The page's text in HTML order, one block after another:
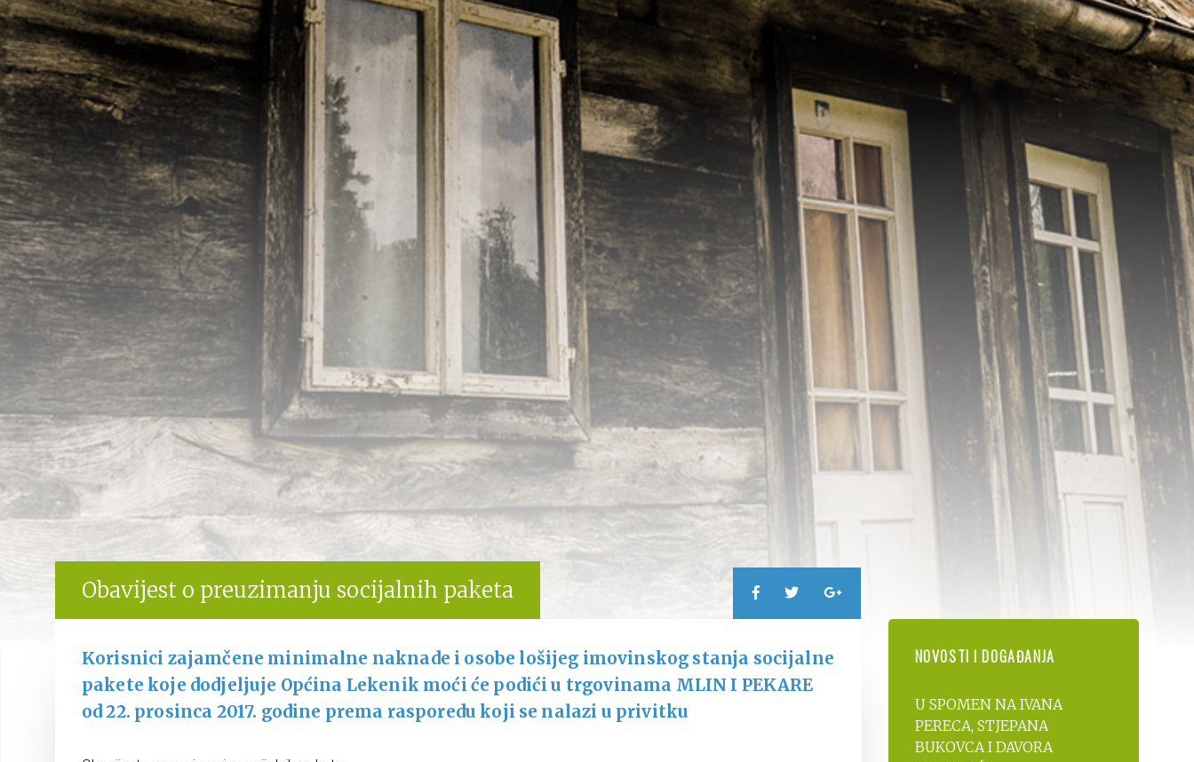
Obavijest o preuzimanju socijalnih paketa
Korisnici zajamčene minimalne naknade i osobe lošijeg imovinskog stanja socijalne
pakete koje dodjeljuje Općina Lekenik moći će podići u trgovinama MLIN I PEKARE
od 22. prosinca 2017. godine prema rasporedu koji se nalazi u privitku
NOVOSTI I DOGAĐANJA
U SPOMEN NA IVANA
PERECA, STJEPANA
BUKOVCA I DAVORA